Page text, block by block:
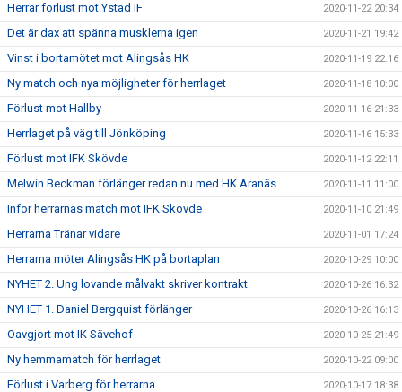
Herrar förlust mot Ystad IF 2020-11-22 20:34
Det är dax att spänna musklerna igen 2020-11-21 19:42
Vinst i bortamötet mot Alingsås HK 2020-11-19 22:16
Ny match och nya möjligheter för herrlaget 2020-11-18 10:00
Förlust mot Hallby 2020-11-16 21:33
Herrlaget på väg till Jönköping 2020-11-16 15:33
Förlust mot IFK Skövde 2020-11-12 22:11
Melwin Beckman förlänger redan nu med HK Aranäs 2020-11-11 11:00
Inför herrarnas match mot IFK Skövde 2020-11-10 21:49
Herrarna Tränar vidare 2020-11-01 17:24
Herrarna möter Alingsås HK på bortaplan 2020-10-29 10:00
NYHET 2. Ung lovande målvakt skriver kontrakt 2020-10-26 16:32
NYHET 1. Daniel Bergquist förlänger 2020-10-26 16:13
Oavgjort mot IK Sävehof 2020-10-25 21:49
Ny hemmamatch för herrlaget 2020-10-22 09:00
Förlust i Varberg för herrarna 2020-10-17 18:38